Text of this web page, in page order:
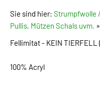
Sie sind hier: Strumpfwolle
Pullis, Mützen Schals uvm. »
Fellimitat - KEIN
100% Acryl